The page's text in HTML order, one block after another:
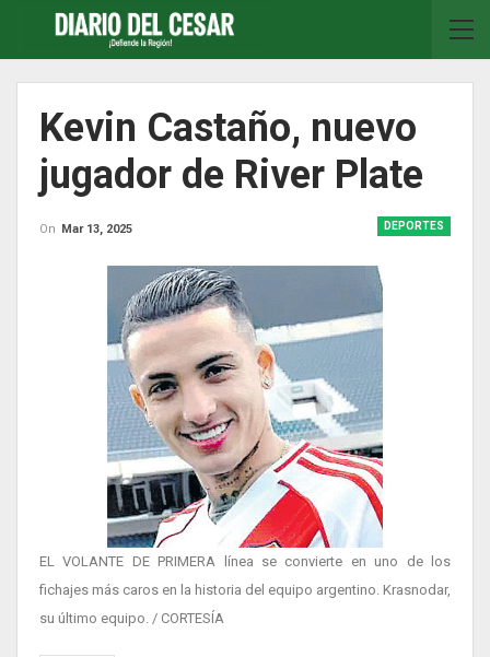
Kevin Castaño, nuevo
jugador de River Plate
DEPORTES
On Mar 13, 2025
EL VOLANTE DE PRIMERA línea se convierte en uno de los
fichajes más caros en la historia del equipo argentino. Krasnodar,
su último equipo. / CORTESÍA